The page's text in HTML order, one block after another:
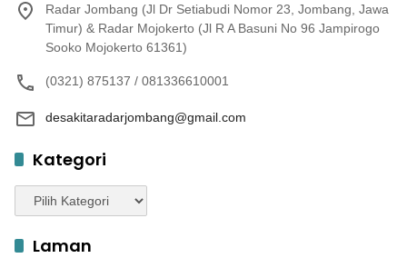
Radar Jombang (Jl Dr Setiabudi Nomor 23, Jombang, Jawa
Timur) & Radar Mojokerto (Jl R A Basuni No 96 Jampirogo
Sooko Mojokerto 61361)
(0321) 875137 / 081336610001
desakitaradarjombang@gmail.com
Kategori
Kategori
Laman